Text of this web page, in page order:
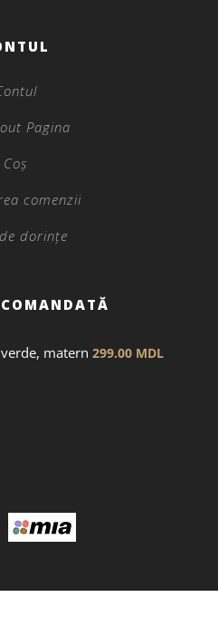
Pagina
Coș
comenzii
dorințe
matern 299.00 MDL